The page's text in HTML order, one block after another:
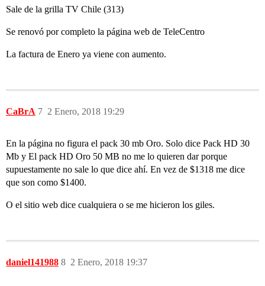
Sale de la grilla TV Chile (313)
Se renovó por completo la página web de TeleCentro
La factura de Enero ya viene con aumento.
CaBrA 2 Enero, 2018 19:29
7
En la página no figura el pack 30 mb Oro. Solo dice Pack HD 30
Mb y El pack HD Oro 50 MB no me lo quieren dar porque
supuestamente no sale lo que dice ahí. En vez de $1318 me dice
que son como $1400.
O el sitio web dice cualquiera o se me hicieron los giles.
daniel141988 2 Enero, 2018 19:37
8